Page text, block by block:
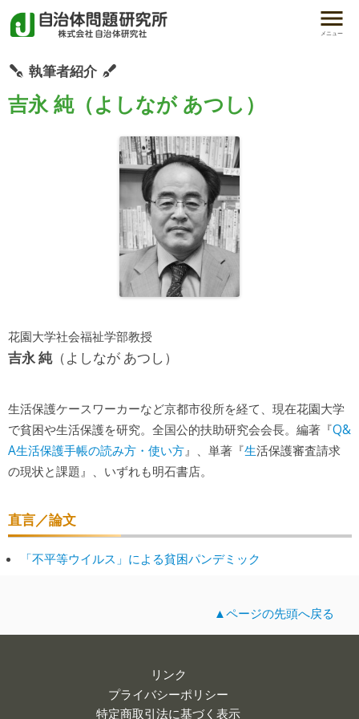
メニュー
執筆者紹介
吉永 純（よしなが あつし）
花園大学社会福祉学部教授
吉永 純（よしなが あつし）
生活保護ケースワーカーなど京都市役所を経て、現在花園大学
で貧困や生活保護を研究。全国公的扶助研究会会長。編著『Q&
A生活保護手帳の読み方・使い方』、単著『生活保護審査請求
の現状と課題』、いずれも明石書店。
直言／論文
「不平等ウイルス」による貧困パンデミック
▲ページの先頭へ戻る
リンク
プライバシーポリシー
特定商取引法に基づく表示